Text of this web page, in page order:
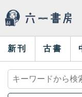
新刊 古書